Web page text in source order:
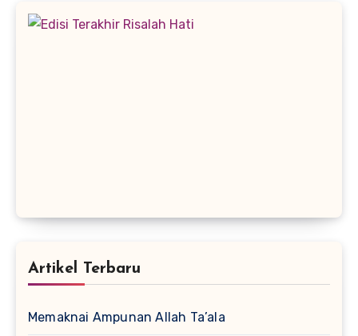
Artikel Terbaru
Memaknai Ampunan Allah Ta’ala